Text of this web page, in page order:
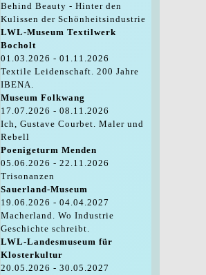
Behind Beauty - Hinter den
Kulissen der Schönheitsindustrie
LWL-Museum Textilwerk
Bocholt
01.03.2026 - 01.11.2026
Textile Leidenschaft. 200 Jahre
IBENA.
Museum Folkwang
17.07.2026 - 08.11.2026
Ich, Gustave Courbet. Maler und
Rebell
Poenigeturm Menden
05.06.2026 - 22.11.2026
Trisonanzen
Sauerland-Museum
19.06.2026 - 04.04.2027
Macherland. Wo Industrie
Geschichte schreibt.
LWL-Landesmuseum für
Klosterkultur
20.05.2026 - 30.05.2027